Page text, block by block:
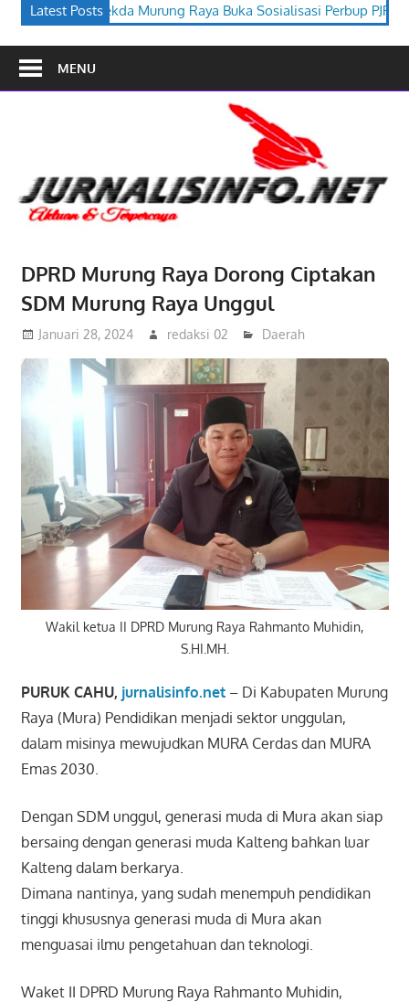
Latest Posts
Buka Sosialisasi Perbup PJPK 2026–2030 Festival
MENU
DPRD Murung Raya Dorong Ciptakan
SDM Murung Raya Unggul
Januari 28, 2024 redaksi 02 Daerah
Wakil ketua II DPRD Murung Raya Rahmanto Muhidin,
S.HI.MH.
PURUK CAHU, jurnalisinfo.net– Di Kabupaten Murung
Raya (Mura) Pendidikan menjadi sektor unggulan,
dalam misinya mewujudkan MURA Cerdas dan MURA
Emas 2030.
Dengan SDM unggul, generasi muda di Mura akan siap
bersaing dengan generasi muda Kalteng bahkan luar
Kalteng dalam berkarya.
Dimana nantinya, yang sudah menempuh pendidikan
tinggi khususnya generasi muda di Mura akan
menguasai ilmu pengetahuan dan teknologi.
Waket II DPRD Murung Raya Rahmanto Muhidin,